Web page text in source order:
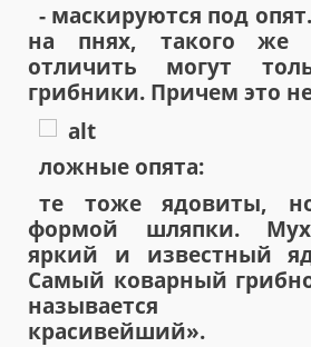
- маскируются под
на пнях, такого же
отличить могут
грибники. Причем это
ложные опята:
те тоже ядовиты,
формой шляпки.
яркий и известный
Самый коварный
называется
красивейший».